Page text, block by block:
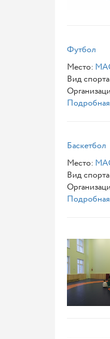
Футбол
Место:
Вид
Баскетбол
Место:
Вид